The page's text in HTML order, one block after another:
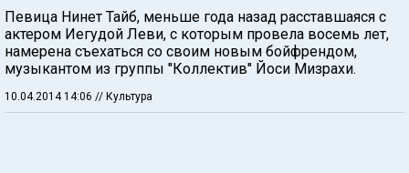
Певица Нинет Тайб, меньше года назад расставшаяся с
актером Иегудой Леви, с которым провела восемь лет,
намерена съехаться со своим новым бойфрендом,
музыкантом из группы "Коллектив" Йоси Мизрахи.
10.04.2014 14:06 // Культура